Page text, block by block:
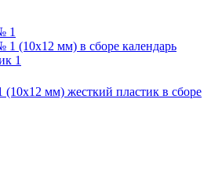
мм) жесткий пластик в сборе